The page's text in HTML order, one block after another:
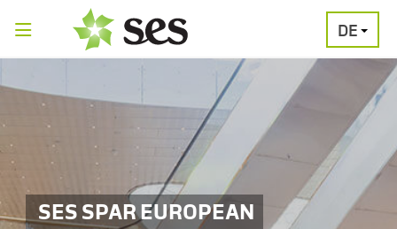
DE
SES SPAR EUROPEAN
PRESSEAUSSENDUNGEN